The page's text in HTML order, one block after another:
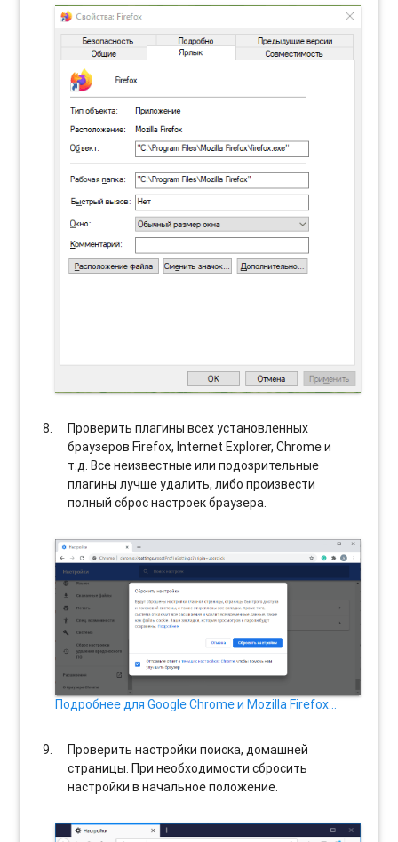
Проверить плагины всех установленных
браузеров Firefox, Internet Explorer, Chrome и
т.д. Все неизвестные или подозрительные
плагины лучше удалить, либо произвести
полный сброс настроек браузера.
Подробнее для Google Chrome и Mozilla Firefox…
Проверить настройки поиска, домашней
страницы. При необходимости сбросить
настройки в начальное положение.